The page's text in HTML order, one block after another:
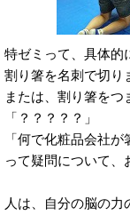
特ゼミって、具体的
割り箸を名刺で切り
または、割り箸をつ
「？？？？？」
「何で化粧品会社が
って疑問について、
人は、自分の脳の